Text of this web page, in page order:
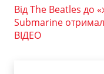
Від The Beatles до
Submarine
ВІДЕО